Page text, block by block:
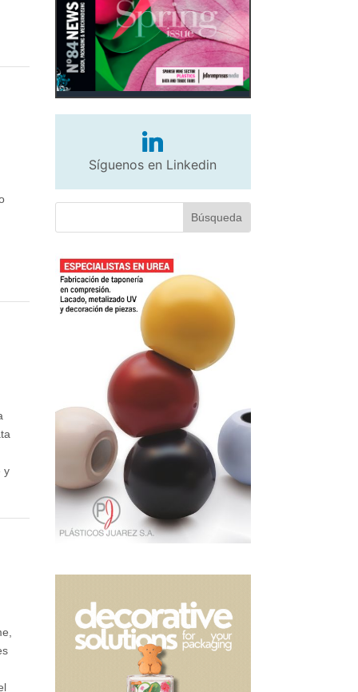
y
Síguenos en Linkedin